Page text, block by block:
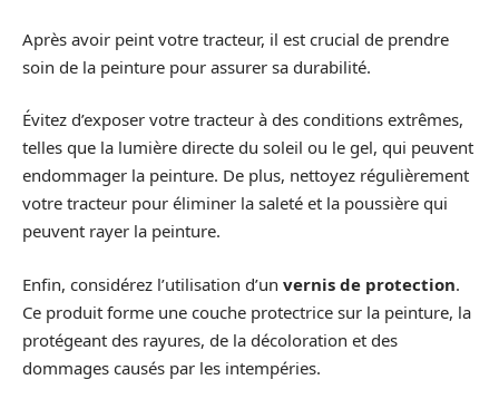
Après avoir peint votre tracteur, il est crucial de prendre
soin de la peinture pour assurer sa durabilité.
Évitez d’exposer votre tracteur à des conditions extrêmes,
telles que la lumière directe du soleil ou le gel, qui peuvent
endommager la peinture. De plus, nettoyez régulièrement
votre tracteur pour éliminer la saleté et la poussière qui
peuvent rayer la peinture.
Enfin, considérez l’utilisation d’un vernis de protection.
Ce produit forme une couche protectrice sur la peinture, la
protégeant des rayures, de la décoloration et des
dommages causés par les intempéries.